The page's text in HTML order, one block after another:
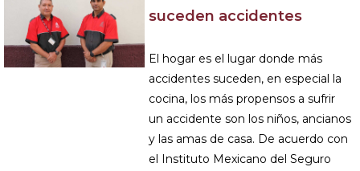
suceden accidentes
El hogar es el lugar donde más
accidentes suceden, en especial la
cocina, los más propensos a sufrir
un accidente son los niños, ancianos
y las amas de casa. De acuerdo con
el Instituto Mexicano del Seguro